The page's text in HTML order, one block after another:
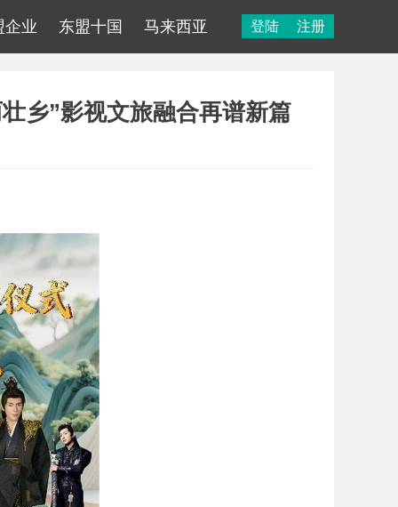
企业 东盟十国 马来西亚 登陆 注册
乡”影视文旅融合再谱新篇